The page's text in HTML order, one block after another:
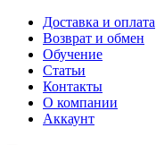
Доставка и оплата
Возврат и обмен
Обучение
Статьи
Контакты
О компании
Аккаунт